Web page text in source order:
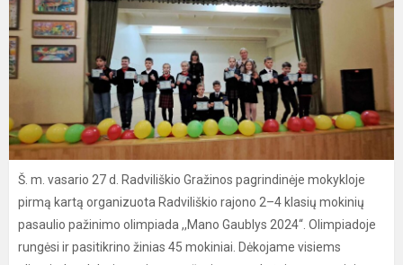
Š. m. vasario 27 d. Radviliškio Gražinos pagrindinėje mokykloje
pirmą kartą organizuota Radviliškio rajono 2–4 klasių mokinių
pasaulio pažinimo olimpiada ,,Mano Gaublys 2024“. Olimpiadoje
rungėsi ir pasitikrino žinias 45 mokiniai. Dėkojame visiems